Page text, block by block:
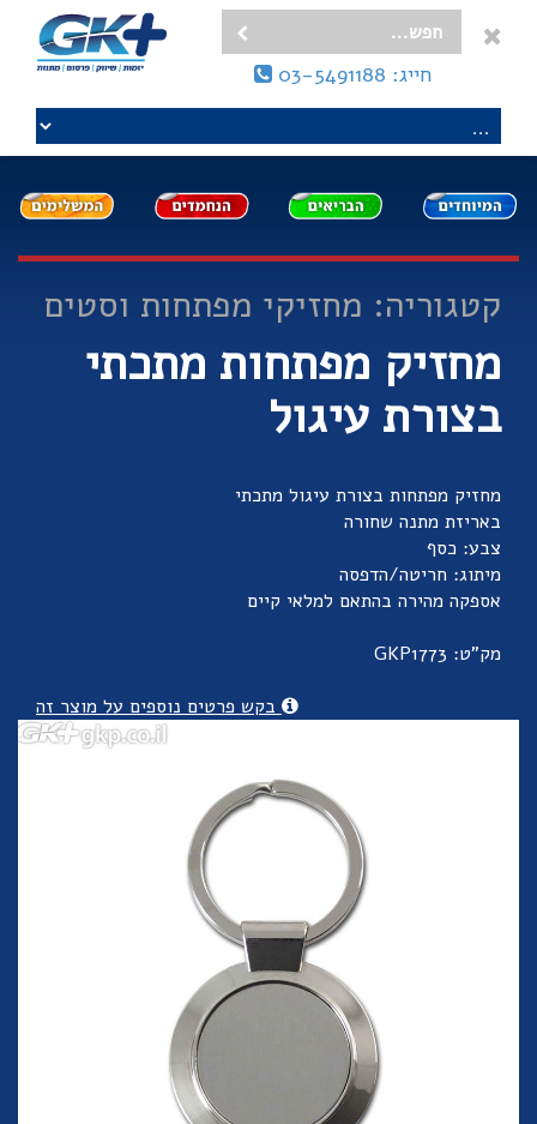
חייג: 03-5491188
קטגוריה: מחזיקי מפתחות וסטים
מחזיק מפתחות מתכתי
בצורת עיגול
מחזיק מפתחות בצורת עיגול מתכתי
באריזת מתנה שחורה
צבע: כסף
מיתוג: חריטה/הדפסה
אספקה מהירה בהתאם למלאי קיים
מק"ט: GKP1773
בקש פרטים נוספים על מוצר זה